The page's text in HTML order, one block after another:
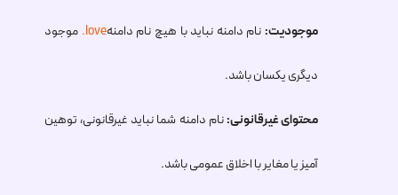
موجودیت: نام دامنه نباید با هیچ نام دامنه.love موجود
دیگری یکسان باشد.
محتوای غیرقانونی:نام دامنه شما نباید غیرقانونی، توهین
آمیز یا مغایر با اخلاق عمومی باشد.